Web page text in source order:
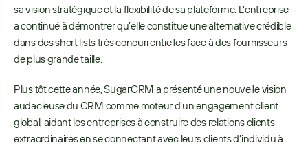
sa vision stratégique et la flexibilité de sa plateforme. L’entreprise
a continué à démontrer qu’elle constitue une alternative crédible
dans des short lists très concurrentielles face à des fournisseurs
de plus grande taille.
Plus tôt cette année, SugarCRM a présenté une nouvelle vision
audacieuse du CRM comme moteur d’un engagement client
global, aidant les entreprises à construire des relations clients
extraordinaires en se connectant avec leurs clients d’individu à